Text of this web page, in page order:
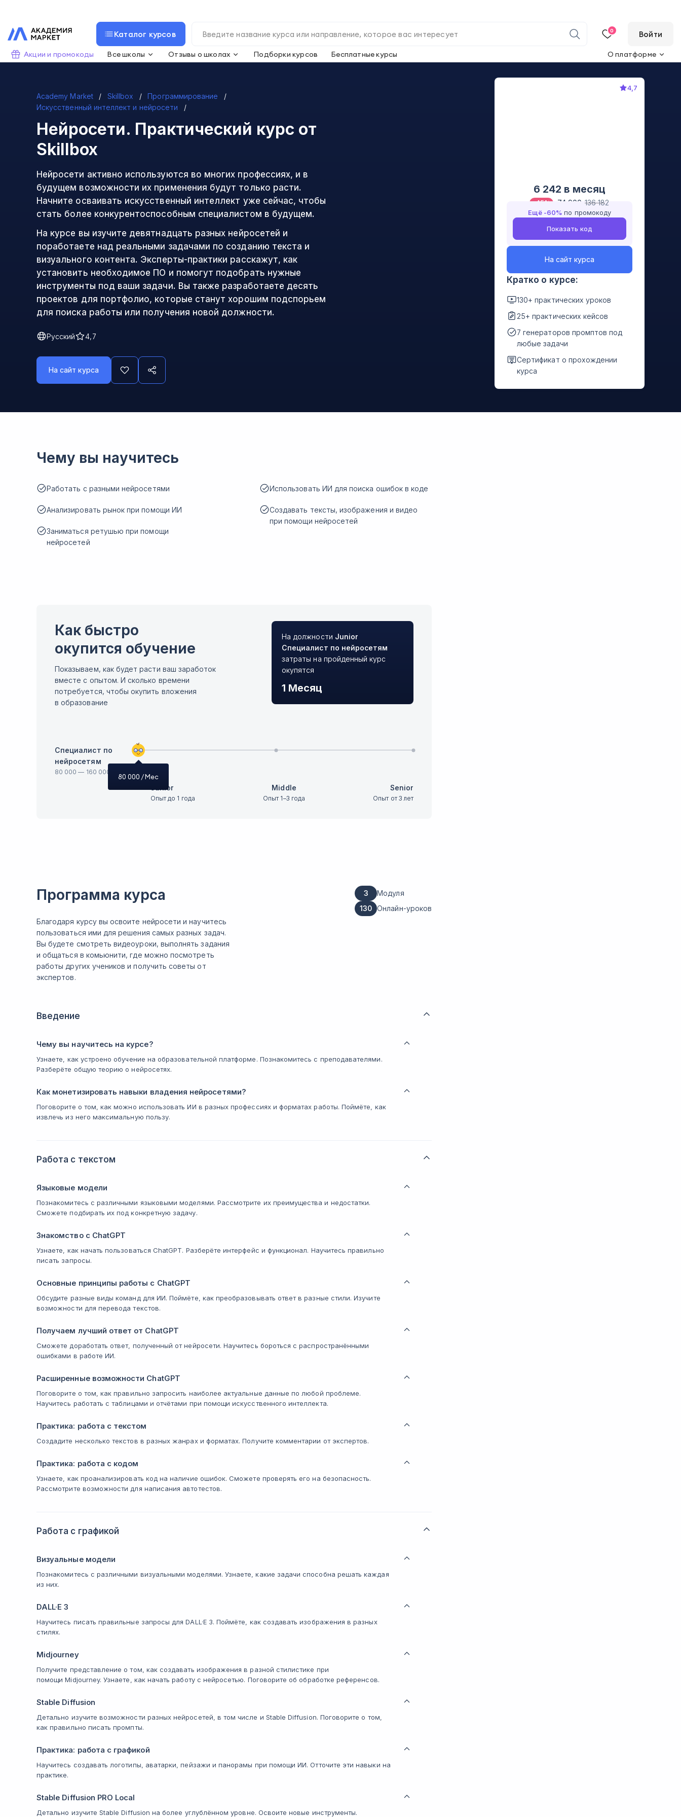
Каталог курсов 0 Войти
Акции и промокоды Все школы Отзывы о школах Подборки курсов Бесплатные курсы О платформе
Academy Market Skillbox
Программирование
Искусственный интеллект и нейросети
Нейросети. Практический курс от
Skillbox
Нейросети активно используются во многих профессиях, и в
будущем возможности их применения будут только расти.
Начните осваивать искусственный интеллект уже сейчас, чтобы
стать более конкурентоспособным специалистом в будущем.
На курсе вы изучите девятнадцать разных нейросетей и
поработаете над реальными задачами по созданию текста и
визуального контента. Эксперты-практики расскажут, как
установить необходимое ПО и помогут подобрать нужные
инструменты под ваши задачи. Вы также разработаете десять
проектов для портфолио, которые станут хорошим подспорьем
для поиска работы или получения новой должности.
Русский 4,7
На сайт курса
4,7
6 242 в месяц
-45% 74 900 136 182
Ещё -60% по промокоду
Показать код
На сайт курса
Кратко о курсе:
130+ практических уроков
25+ практических кейсов
7 генераторов промптов под
любые задачи
Сертификат о прохождении
курса
Чему вы научитесь
Работать с разными нейросетями
Анализировать рынок при помощи ИИ
Заниматься ретушью при помощи
нейросетей
Использовать ИИ для поиска ошибок в коде
Создавать тексты, изображения и видео
при помощи нейросетей
Как быстро
окупится обучение
Показываем, как будет расти ваш заработок
вместе с опытом. И сколько времени
потребуется, чтобы окупить вложения
в образование
На должности Junior
Специалист по нейросетям
затраты на пройденный курс
окупятся
1 Месяц
Специалист по
нейросетям
80 000 — 160 000
Junior
Опыт до 1 года
Middle
Опыт 1–3 года
Senior
Опыт от 3 лет
Программа курса
Благодаря курсу вы освоите нейросети и научитесь
пользоваться ими для решения самых разных задач.
Вы будете смотреть видеоуроки, выполнять задания
и общаться в комьюнити, где можно посмотреть
работы других учеников и получить советы от
экспертов.
3
Модуля
130
Онлайн-уроков
Введение
Чему вы научитесь на курсе?
Узнаете, как устроено обучение на образовательной платформе. Познакомитесь с преподавателями.
Разберёте общую теорию о нейросетях.
Как монетизировать навыки владения нейросетями?
Поговорите о том, как можно использовать ИИ в разных профессиях и форматах работы. Поймёте, как
извлечь из него максимальную пользу.
Работа с текстом
Языковые модели
Познакомитесь с различными языковыми моделями. Рассмотрите их преимущества и недостатки.
Сможете подбирать их под конкретную задачу.
Знакомство с ChatGPT
Узнаете, как начать пользоваться ChatGPT. Разберёте интерфейс и функционал. Научитесь правильно
писать запросы.
Основные принципы работы с ChatGPT
Обсудите разные виды команд для ИИ. Поймёте, как преобразовывать ответ в разные стили. Изучите
возможности для перевода текстов.
Получаем лучший ответ от ChatGPT
Сможете доработать ответ, полученный от нейросети. Научитесь бороться с распространёнными
ошибками в работе ИИ.
Расширенные возможности ChatGPT
Поговорите о том, как правильно запросить наиболее актуальные данные по любой проблеме.
Научитесь работать с таблицами и отчётами при помощи искусственного интеллекта.
Практика: работа с текстом
Создадите несколько текстов в разных жанрах и форматах. Получите комментарии от экспертов.
Практика: работа с кодом
Узнаете, как проанализировать код на наличие ошибок. Сможете проверять его на безопасность.
Рассмотрите возможности для написания автотестов.
Работа с графикой
Визуальные модели
Познакомитесь с различными визуальными моделями. Узнаете, какие задачи способна решать каждая
из них.
DALL·E 3
Научитесь писать правильные запросы для DALL·E 3. Поймёте, как создавать изображения в разных
стилях.
Midjourney
Получите представление о том, как создавать изображения в разной стилистике при
помощи Midjourney. Узнаете, как начать работу с нейросетью. Поговорите об обработке референсов.
Stable Diffusion
Детально изучите возможности разных нейросетей, в том числе и Stable Diffusion. Поговорите о том,
как правильно писать промпты.
Практика: работа с графикой
Научитесь создавать логотипы, аватарки, пейзажи и панорамы при помощи ИИ. Отточите эти навыки на
практике.
Stable Diffusion PRO Local
Детально изучите Stable Diffusion на более углублённом уровне. Освоите новые инструменты.
80 000 / Мес